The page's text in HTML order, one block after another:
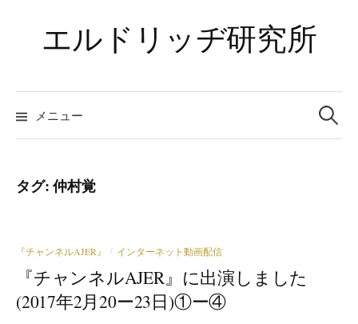
ツ
へ
ス
ッ
エルドリッヂ研究所
メニュー
検
索:
タグ:仲村覚
『チャンネルAJER』 / インターネット動画配信
『チャンネルAJER』に出演しました
(2017年2月20ー23日)①ー④